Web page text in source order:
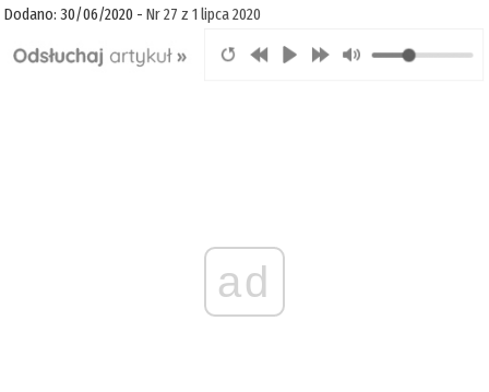
Dodano: 30/06/2020 -Nr 27 z 1 lipca 2020
ad